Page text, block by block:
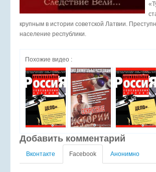
крупным в истории советской Латвии.
население республики.
Похожие видео :
Добавить комментарий
Вконтакте Facebook Анонимно